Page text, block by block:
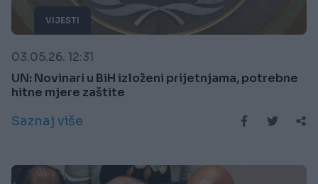
VIJESTI
03.05.26. 12:31
UN: Novinari u BiH izloženi prijetnjama, potrebne
hitne mjere zaštite
Saznaj više